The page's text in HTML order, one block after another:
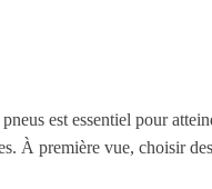
est essentiel pour
À première vue, choisir